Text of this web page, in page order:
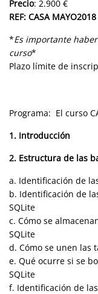
Precio: 2.900 €
REF: CASA MAYO2018
*Es importante
curso*
Plazo límite de
Programa: El curso
1. Introducción
2. Estructura de las
a. Identificación de
b. Identificación de
SQLite
c. Cómo se
SQLite
d. Cómo se unen las
e. Qué ocurre si se
SQLite
f. Identificación de